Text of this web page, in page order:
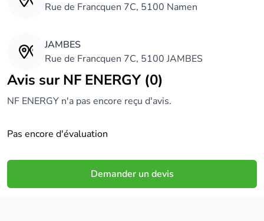
Rue de Francquen 7C, 5100 Namen
JAMBES
Rue de Francquen 7C, 5100 JAMBES
Avis sur NF ENERGY (0)
NF ENERGY n'a pas encore reçu d'avis.
Pas encore d'évaluation
Demander un devis